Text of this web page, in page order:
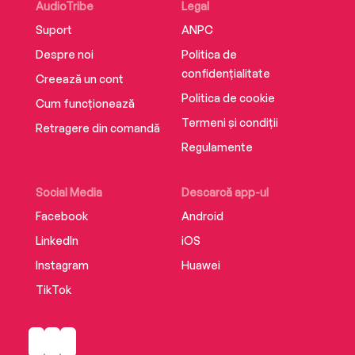
AudioTribe
Suport
Despre noi
Creează un cont
Cum funcționează
Retragere din comandă
Social Media
Facebook
LinkedIn
Instagram
TikTok
Descarcă app-ul
Android
iOS
Huawei
Legal
ANPC
Politica de
confidențialitate
Politica de cookie
Termeni și condiții
Regulamente